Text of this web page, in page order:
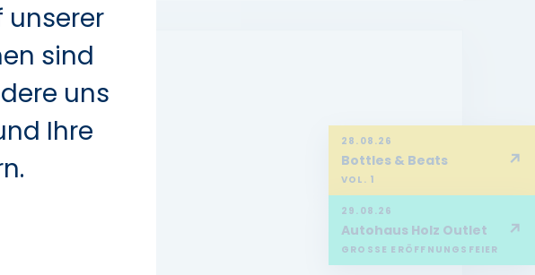
28.08.26
Bottles & Beats
VOL. 1
↗
29.08.26
Autohaus Holz Outlet
GROSSE ERÖFFNUNGSFEIER
↗
unserer
sind
uns
Ihre